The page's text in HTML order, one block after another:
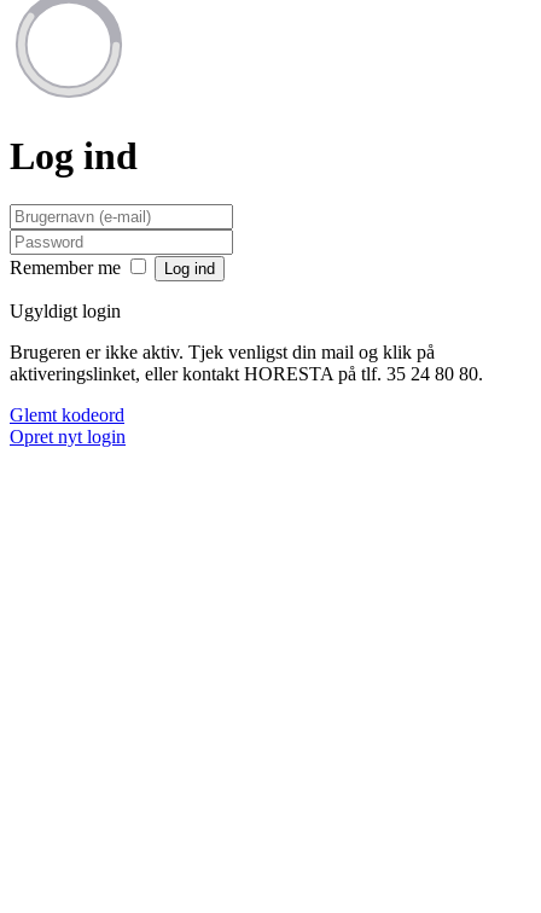
Log ind
Remember me
Ugyldigt login
Brugeren er ikke aktiv. Tjek venligst din mail og klik på
aktiveringslinket, eller kontakt HORESTA på tlf. 35 24 80 80.
Glemt kodeord
Opret nyt login